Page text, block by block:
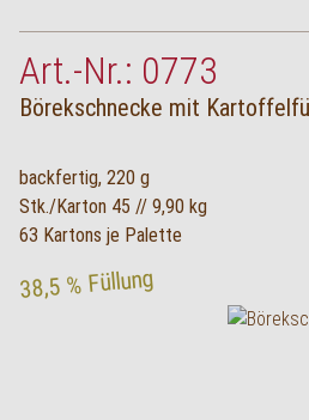
Art.-Nr.: 0773
Börekschnecke mit
backfertig, 220 g
Stk./Karton 45 // 9,90 kg
63 Kartons je Palette
38,5 % Füllung